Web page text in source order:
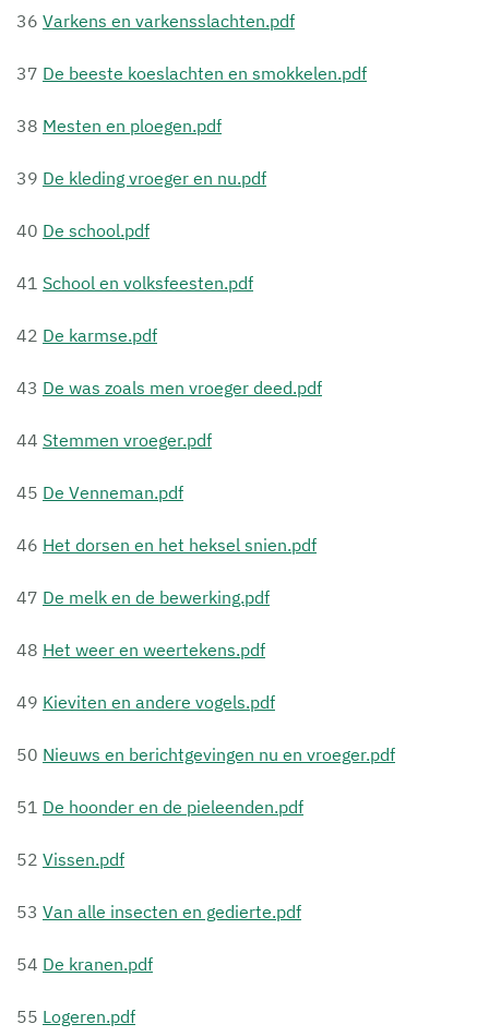
36 Varkens en varkensslachten.pdf
37 De beeste koeslachten en smokkelen.pdf
38 Mesten en ploegen.pdf
39 De kleding vroeger en nu.pdf
40 De school.pdf
41 School en volksfeesten.pdf
42 De karmse.pdf
43 De was zoals men vroeger deed.pdf
44 Stemmen vroeger.pdf
45 De Venneman.pdf
46 Het dorsen en het heksel snien.pdf
47 De melk en de bewerking.pdf
48 Het weer en weertekens.pdf
49 Kieviten en andere vogels.pdf
50 Nieuws en berichtgevingen nu en vroeger.pdf
51 De hoonder en de pieleenden.pdf
52 Vissen.pdf
53 Van alle insecten en gedierte.pdf
54 De kranen.pdf
55 Logeren.pdf